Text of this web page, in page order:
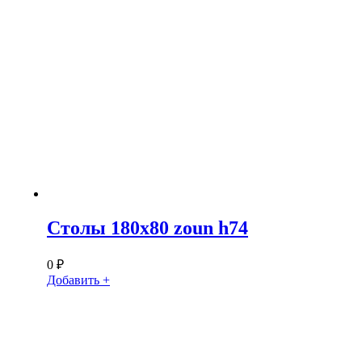
Столы 180х80 zoun h74
0 ₽
Добавить +